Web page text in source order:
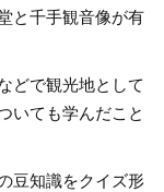
各種楽曲紹介記事をはじ
ポートなど、自身の音楽
々記事を制作していま
ではJ-POPも広く好んで
と千手観音像が有
どで観光地として
いても学んだこと
豆知識をクイズ形